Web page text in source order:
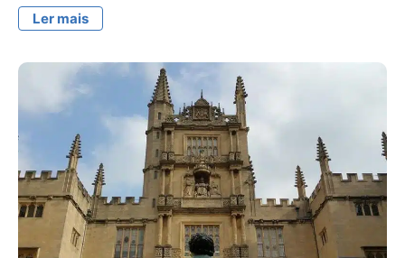
Ler mais